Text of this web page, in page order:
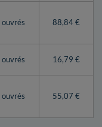
ouvrés 88,84 €
ouvrés 16,79 €
ouvrés 55,07 €